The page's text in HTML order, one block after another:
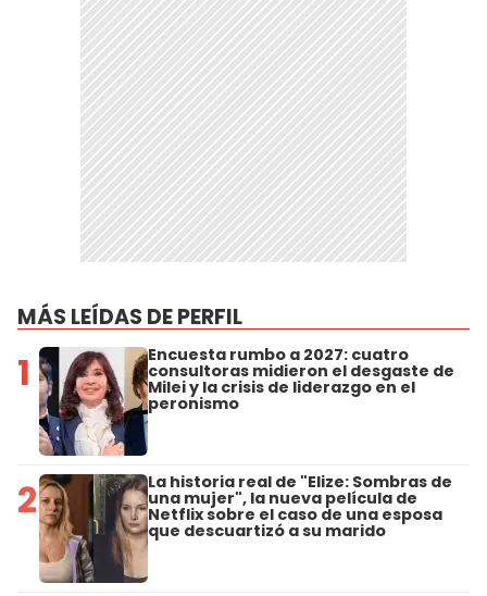
MÁS LEÍDAS DE PERFIL
1 Encuesta rumbo a 2027: cuatro
consultoras midieron el desgaste de
Milei y la crisis de liderazgo en el
peronismo
2 La historia real de "Elize: Sombras de
una mujer", la nueva película de
Netflix sobre el caso de una esposa
que descuartizó a su marido